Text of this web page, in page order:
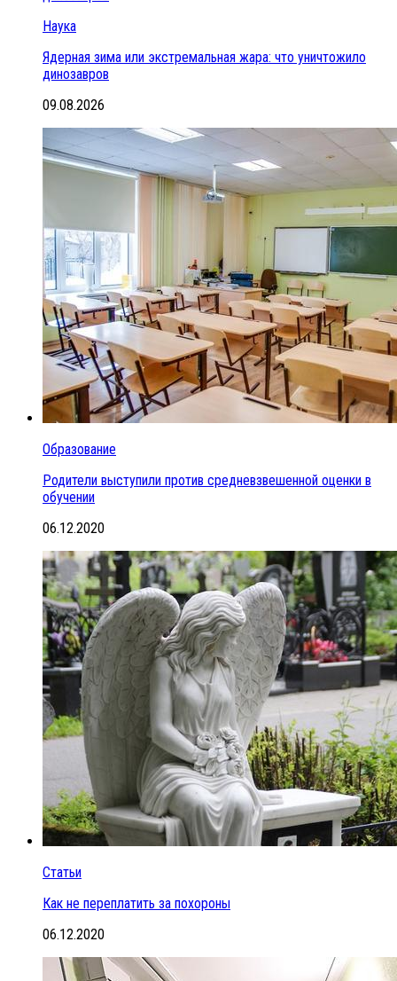
Наука
Ядерная зима или экстремальная жара: что уничтожило
динозавров
09.08.2026
Образование
Родители выступили против средневзвешенной оценки в
обучении
06.12.2020
Статьи
Как не переплатить за похороны
06.12.2020